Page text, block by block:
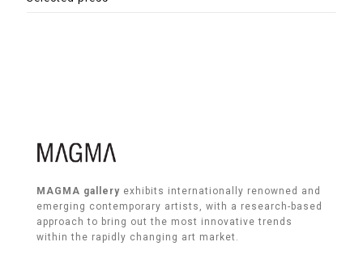
MAGMA gallery exhibits internationally renowned and
emerging contemporary artists, with a research-based
approach to bring out the most innovative trends
within the rapidly changing art market.